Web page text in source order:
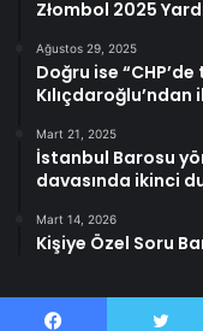
Złombol 2025
Ağustos 29, 2025
Doğru ise
Kılıçdaroğlu’ndan
Mart 21, 2025
İstanbul Barosu
davasında ikinci
Mart 14, 2026
Kişiye Özel Soru